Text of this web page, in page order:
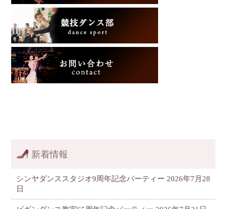
新着情報
シンヤダンススタジオ9周年記念パーティー 2026年7月28
日